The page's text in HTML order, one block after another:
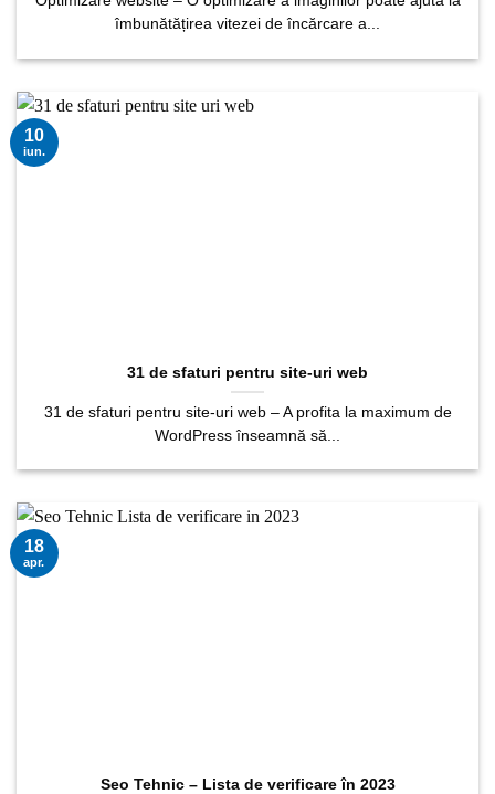
îmbunătățirea vitezei de încărcare a...
31 de sfaturi pentru site-uri web
31 de sfaturi pentru site-uri web – A profita la maximum de
WordPress înseamnă să...
10
iun.
Seo Tehnic – Lista de verificare în 2023
18
apr.